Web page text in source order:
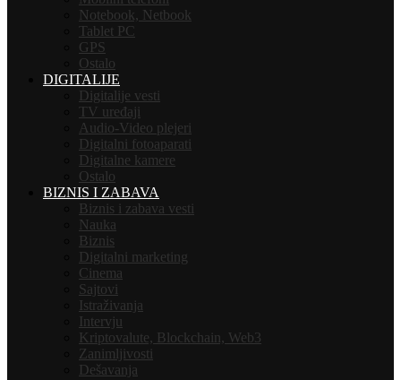
Notebook, Netbook
Tablet PC
GPS
Ostalo
DIGITALIJE
Digitalije vesti
TV uređaji
Audio-Video plejeri
Digitalni fotoaparati
Digitalne kamere
Ostalo
BIZNIS I ZABAVA
Biznis i zabava vesti
Nauka
Biznis
Digitalni marketing
Cinema
Sajtovi
Istraživanja
Intervju
Kriptovalute, Blockchain, Web3
Zanimljivosti
Dešavanja